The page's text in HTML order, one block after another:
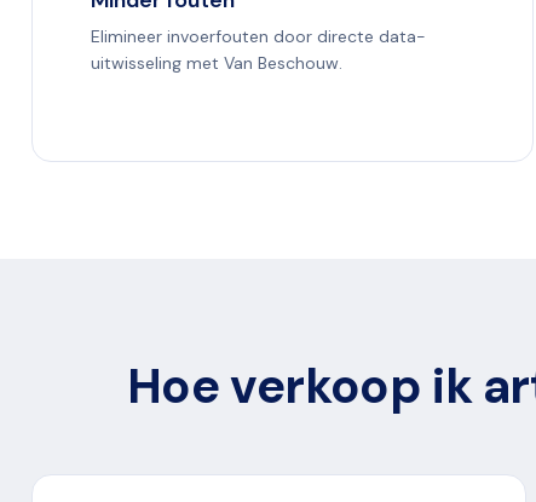
Elimineer invoerfouten door directe data-
uitwisseling met Van Beschouw.
Hoe verkoop ik